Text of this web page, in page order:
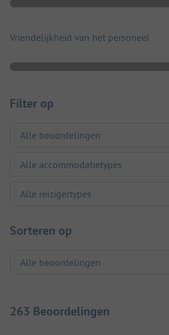
Vriendelijkheid van het personeel
Filter op
Sorteren op
263 Beoordelingen